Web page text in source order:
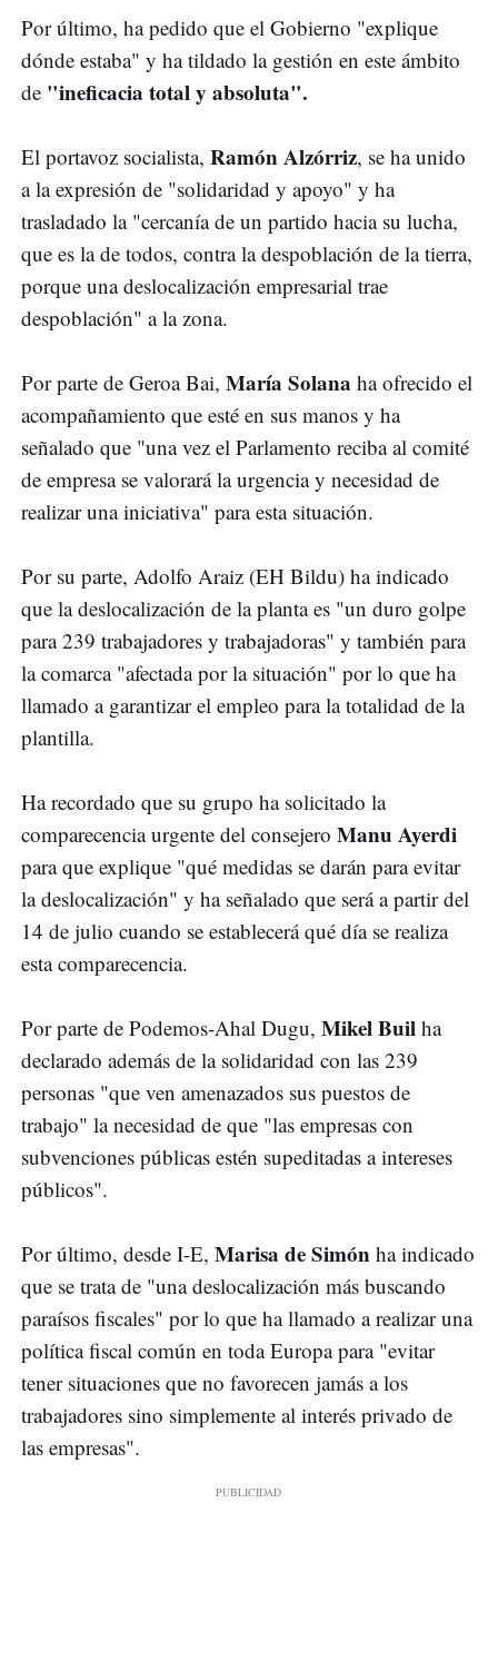
Por último, ha pedido que el Gobierno "explique
dónde estaba" y ha tildado la gestión en este ámbito
de "ineficacia total y absoluta".
El portavoz socialista, Ramón Alzórriz, se ha unido
a la expresión de "solidaridad y apoyo" y ha
trasladado la "cercanía de un partido hacia su lucha,
que es la de todos, contra la despoblación de la tierra,
porque una deslocalización empresarial trae
despoblación" a la zona.
Por parte de Geroa Bai, María Solana ha ofrecido el
acompañamiento que esté en sus manos y ha
señalado que "una vez el Parlamento reciba al comité
de empresa se valorará la urgencia y necesidad de
realizar una iniciativa" para esta situación.
Por su parte, Adolfo Araiz (EH Bildu) ha indicado
que la deslocalización de la planta es "un duro golpe
para 239 trabajadores y trabajadoras" y también para
la comarca "afectada por la situación" por lo que ha
llamado a garantizar el empleo para la totalidad de la
plantilla.
Ha recordado que su grupo ha solicitado la
comparecencia urgente del consejero Manu Ayerdi
para que explique "qué medidas se darán para evitar
la deslocalización" y ha señalado que será a partir del
14 de julio cuando se establecerá qué día se realiza
esta comparecencia.
Por parte de Podemos-Ahal Dugu, Mikel Buil ha
declarado además de la solidaridad con las 239
personas "que ven amenazados sus puestos de
trabajo" la necesidad de que "las empresas con
subvenciones públicas estén supeditadas a intereses
públicos".
Por último, desde I-E, Marisa de Simón ha indicado
que se trata de "una deslocalización más buscando
paraísos fiscales" por lo que ha llamado a realizar una
política fiscal común en toda Europa para "evitar
tener situaciones que no favorecen jamás a los
trabajadores sino simplemente al interés privado de
las empresas".